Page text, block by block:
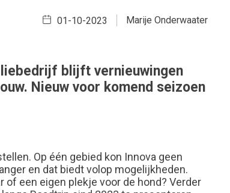
Marije Onderwaater
01-10-2023
blijft vernieuwingen
Nieuw voor komend seizoen
Op één gebied kon Innova geen
en dat biedt volop mogelijkheden.
een eigen plekje voor de hond? Verder